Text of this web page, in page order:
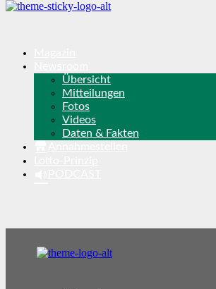
Übersicht
Mitteilungen
Fotos
Videos
Daten & Fakten